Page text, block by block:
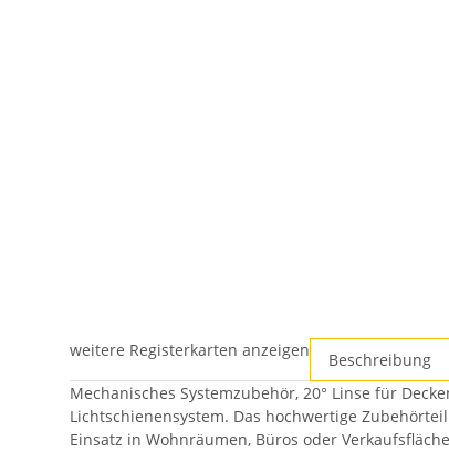
weitere Registerkarten anzeigen
Beschreibung
Mechanisches Systemzubehör, 20° Linse für
Lichtschienensystem. Das hochwertige
Einsatz in Wohnräumen, Büros oder